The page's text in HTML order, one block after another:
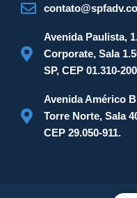
Avenida Paulista,
Corporate, Sala
SP, CEP 01.310-
Avenida Américo
Torre Norte, Sala
CEP 29.050-911.